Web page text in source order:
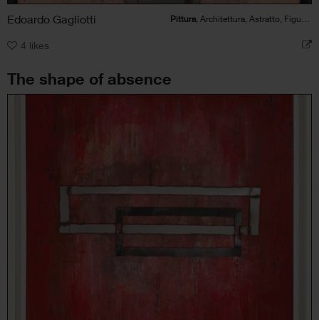
Edoardo Gagliotti Pittura, Architettura, Astratto, Figura umana
4 likes
The shape of absence